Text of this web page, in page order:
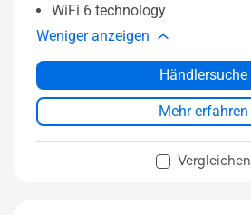
WiFi 6 technology
Weniger anzeigen
Händlersuche
Mehr erfahren
Vergleichen